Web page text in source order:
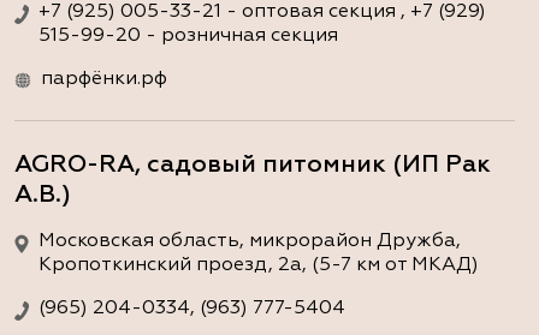
+7 (925) 005-33-21 - оптовая секция , +7 (929)
515-99-20 - розничная секция
парфёнки.рф
AGRO-RA, садовый питомник (ИП Рак
А.В.)
Московская область, микрорайон Дружба,
Кропоткинский проезд, 2а, (5-7 км от МКАД)
(965) 204-0334, (963) 777-5404